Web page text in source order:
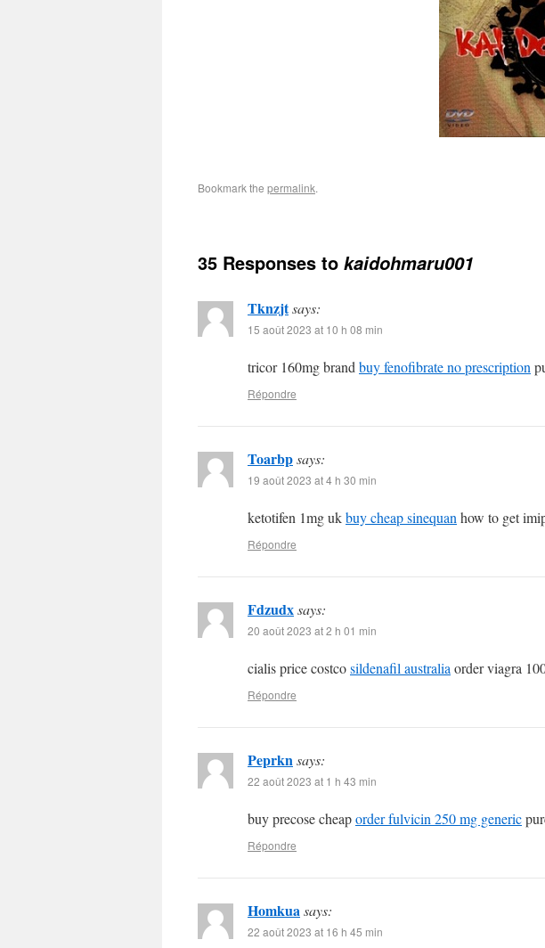
Bookmark the permalink.
35 Responses to kaidohmaru001
Tknzjtsays:
15 août 2023 at 10 h 08 min
tricor 160mg brand buy fenofibrate no prescription
Répondre
Toarbpsays:
19 août 2023 at 4 h 30 min
ketotifen 1mg ukbuy cheap sinequan how to get
Répondre
Fdzudxsays:
20 août 2023 at 2 h 01 min
cialis price costcosildenafil australia order viagra
Répondre
Peprknsays:
22 août 2023 at 1 h 43 min
buy precose cheaporder fulvicin 250 mg generic
Répondre
Homkuasays:
22 août 2023 at 16 h 45 min